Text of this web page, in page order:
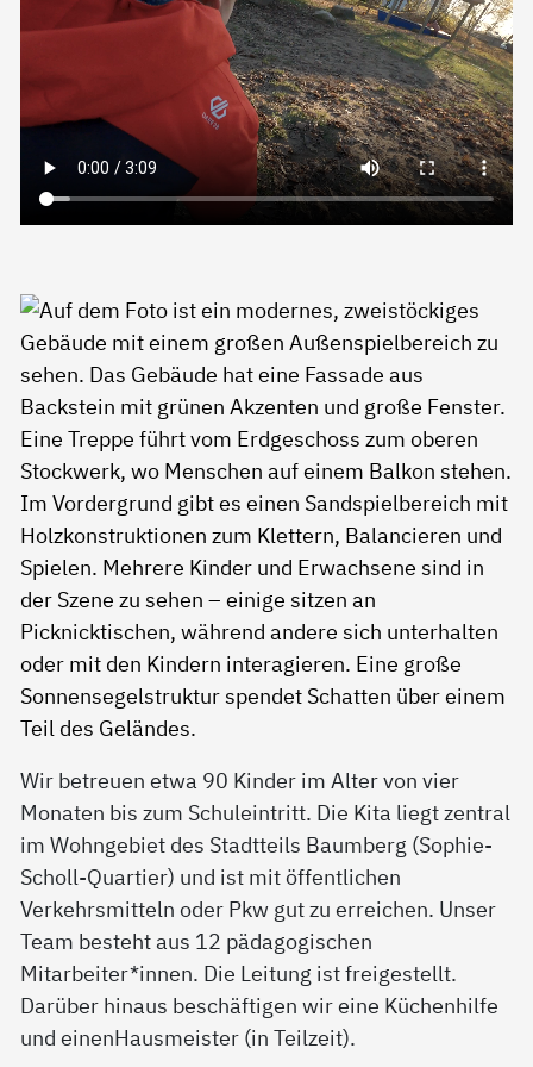
Wir betreuen etwa 90 Kinder im Alter von vier
Monaten bis zum Schuleintritt. Die Kita liegt zentral
im Wohngebiet des Stadtteils Baumberg (Sophie-
Scholl-Quartier) und ist mit öffentlichen
Verkehrsmitteln oder Pkw gut zu erreichen. Unser
Team besteht aus 12 pädagogischen
Mitarbeiter*innen. Die Leitung ist freigestellt.
Darüber hinaus beschäftigen wir eine Küchenhilfe
und einenHausmeister (in Teilzeit).